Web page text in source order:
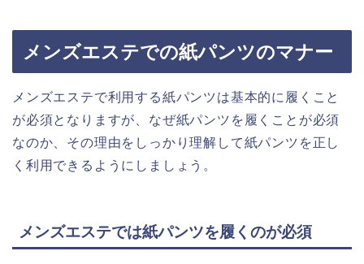
メンズエステでの紙パンツのマナー
メンズエステで利用する紙パンツは基本的に履くこと
が必須となりますが、なぜ紙パンツを履くことが必須
なのか、その理由をしっかり理解して紙パンツを正し
く利用できるようにしましょう。
メンズエステでは紙パンツを履くのが必須